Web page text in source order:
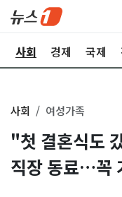
사회 경제 국제
사회 여성가족
"첫 결혼식도
직장 동료…꼭